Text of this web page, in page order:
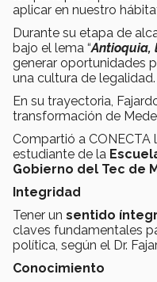
aplicar en nuestro
Durante su etapa de
bajo el lema “Antioquia,
generar oportunidades
una cultura de legalidad.
En su trayectoria,
transformación de
Compartió a CONECTA
estudiante de la
Gobierno del Tec de
Integridad
Tener un sentido
claves fundamentales
política, según el Dr.
Conocimiento